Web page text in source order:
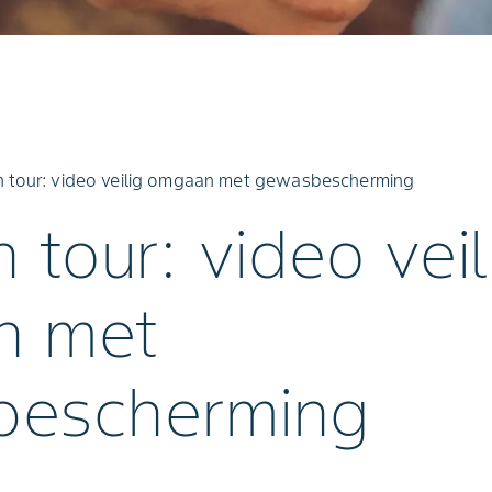
tour: video veilig omgaan met gewasbescherming
tour: video
met